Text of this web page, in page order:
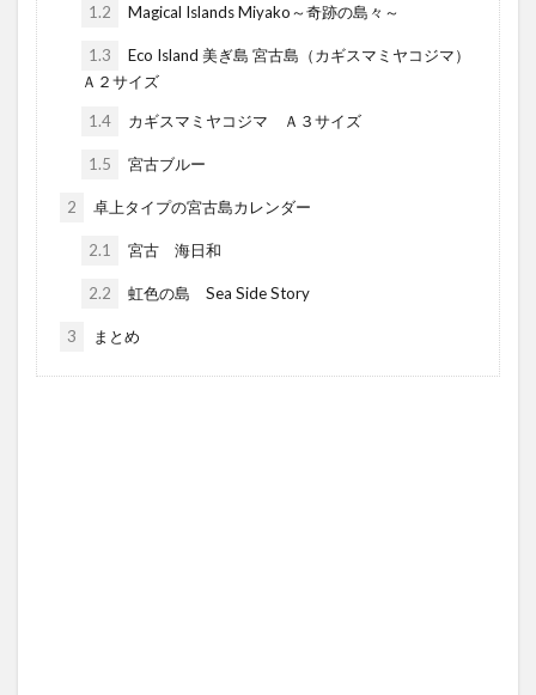
1.2 Magical Islands Miyako～奇跡の島々～
1.3
Eco Island 美ぎ島 宮古島（カギスマミヤコジマ）
Ａ２サイズ
1.4 カギスマミヤコジマ Ａ３サイズ
1.5 宮古ブルー
2 卓上タイプの宮古島カレンダー
2.1 宮古 海日和
2.2 虹色の島 Sea Side Story
3 まとめ